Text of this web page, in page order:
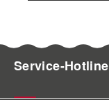
Service-Hotline